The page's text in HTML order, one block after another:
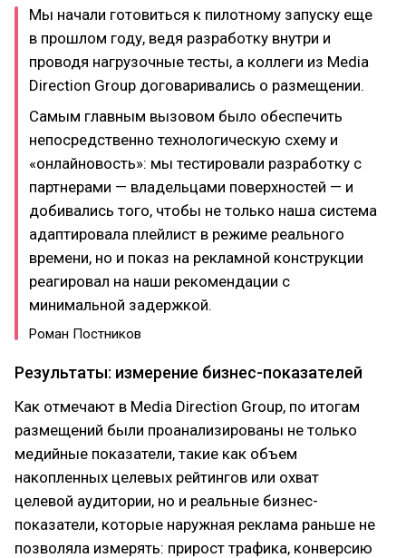
Мы начали готовиться к пилотному запуску еще
в прошлом году, ведя разработку внутри и
проводя нагрузочные тесты, а коллеги из Media
Direction Group договаривались о размещении.
Самым главным вызовом было обеспечить
непосредственно технологическую схему и
«онлайновость»: мы тестировали разработку с
партнерами — владельцами поверхностей — и
добивались того, чтобы не только наша система
адаптировала плейлист в режиме реального
времени, но и показ на рекламной конструкции
реагировал на наши рекомендации с
минимальной задержкой.
Роман Постников
Результаты: измерение бизнес-показателей
Как отмечают в Media Direction Group, по итогам
размещений были проанализированы не только
медийные показатели, такие как объем
накопленных целевых рейтингов или охват
целевой аудитории, но и реальные бизнес-
показатели, которые наружная реклама раньше не
позволяла измерять: прирост трафика, конверсию